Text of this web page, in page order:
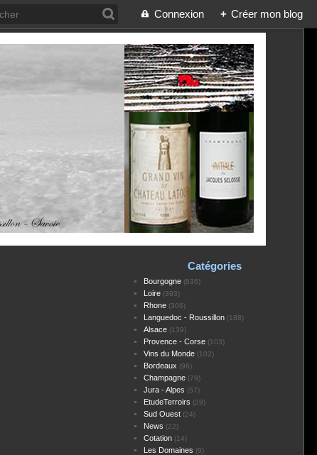
Connexion + Créer mon blog
Catégories
Bourgogne(836)
Loire(393)
Rhone(306)
Languedoc - Roussillon(188)
Alsace(139)
Provence - Corse(103)
Vins du Monde(102)
Bordeaux (96)
Champagne(79)
Jura - Alpes (57)
EtudeTerroirs (29)
Sud Ouest(24)
News (22)
Cotation(14)
Les Domaines (9)